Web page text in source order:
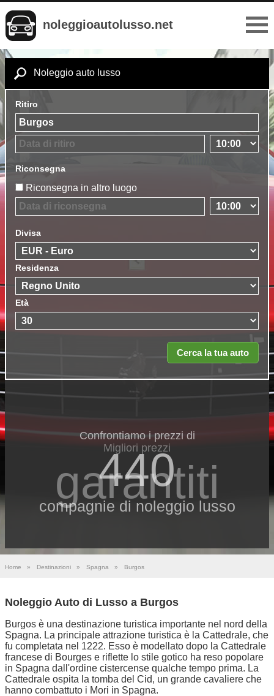
noleggioautolusso.net
Noleggio auto lusso
Ritiro
Riconsegna
Riconsegna in altro luogo
Divisa
Residenza
Età
Confrontiamo i prezzi di
440
compagnie di noleggio lusso
Migliori prezzi
garantiti
Home » Destinazioni » Spagna » Burgos
Noleggio Auto di Lusso a Burgos
Burgos è una destinazione turistica importante nel nord della
Spagna. La principale attrazione turistica è la Cattedrale, che
fu completata nel 1222. Esso è modellato dopo la Cattedrale
francese di Bourges e riflette lo stile gotico ha reso popolare
in Spagna dall'ordine cistercense qualche tempo prima. La
Cattedrale ospita la tomba del Cid, un grande cavaliere che
hanno combattuto i Mori in Spagna.